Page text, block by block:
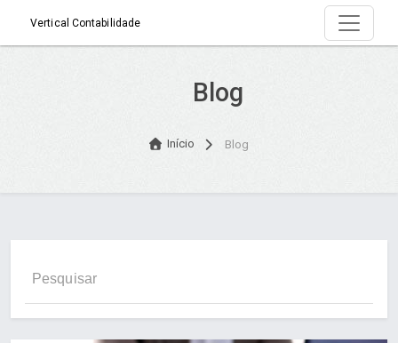
Vertical Contabilidade
Blog
Início Blog